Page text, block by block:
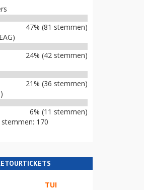
47% (81 stemmen)
24% (42 stemmen)
21% (36 stemmen)
6% (11 stemmen)
170
TUI